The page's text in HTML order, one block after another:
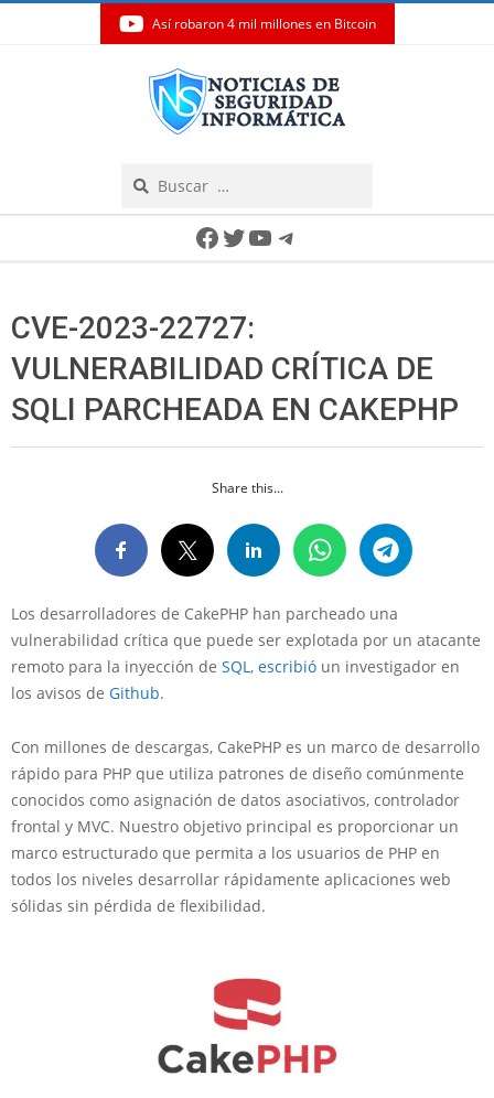
Así robaron 4 mil millones en Bitcoin
Facebook
Twitter
YouTube
Telegram
CVE-2023-22727:
VULNERABILIDAD CRÍTICA DE
SQLI PARCHEADA EN CAKEPHP
Share this...
Los desarrolladores de CakePHP han parcheado una
vulnerabilidad crítica que puede ser explotada por un atacante
remoto para la inyección de SQL, escribió un investigador en
los avisos de Github.
Con millones de descargas, CakePHP es un marco de desarrollo
rápido para PHP que utiliza patrones de diseño comúnmente
conocidos como asignación de datos asociativos, controlador
frontal y MVC. Nuestro objetivo principal es proporcionar un
marco estructurado que permita a los usuarios de PHP en
todos los niveles desarrollar rápidamente aplicaciones web
sólidas sin pérdida de flexibilidad.